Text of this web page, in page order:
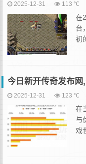
2025-12-31 113 ℃
在
台
初
今日新开传奇发布
2025-12-31 123 ℃
在
与
戏